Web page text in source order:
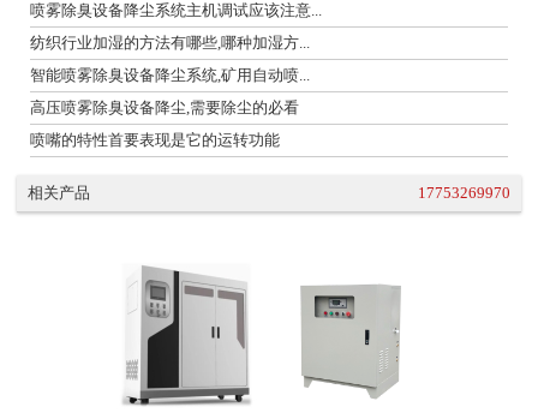
喷雾除臭设备降尘系统主机调试应该注意...
纺织行业加湿的方法有哪些,哪种加湿方...
智能喷雾除臭设备降尘系统,矿用自动喷...
高压喷雾除臭设备降尘,需要除尘的必看
喷嘴的特性首要表现是它的运转功能
相关产品 17753269970